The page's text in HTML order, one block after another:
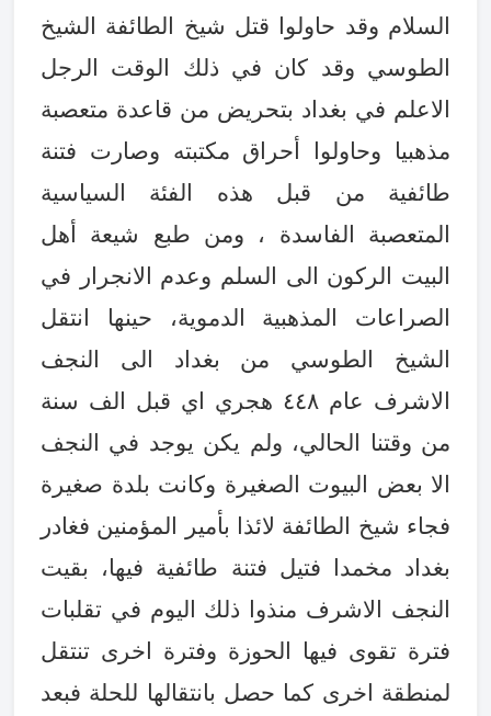
السلام وقد حاولوا قتل شيخ الطائفة الشيخ
الطوسي وقد كان في ذلك الوقت الرجل
الاعلم في بغداد بتحريض من قاعدة متعصبة
مذهبيا وحاولوا أحراق مكتبته وصارت فتنة
طائفية من قبل هذه الفئة السياسية
المتعصبة الفاسدة ، ومن طبع شيعة أهل
البيت الركون الى السلم وعدم الانجرار في
الصراعات المذهبية الدموية، حينها انتقل
الشيخ الطوسي من بغداد الى النجف
الاشرف عام ٤٤٨ هجري اي قبل الف سنة
من وقتنا الحالي، ولم يكن يوجد في النجف
الا بعض البيوت الصغيرة وكانت بلدة صغيرة
فجاء شيخ الطائفة لائذا بأمير المؤمنين فغادر
بغداد مخمدا فتيل فتنة طائفية فيها، بقيت
النجف الاشرف منذوا ذلك اليوم في تقلبات
فترة تقوى فيها الحوزة وفترة اخرى تنتقل
لمنطقة اخرى كما حصل بانتقالها للحلة فبعد